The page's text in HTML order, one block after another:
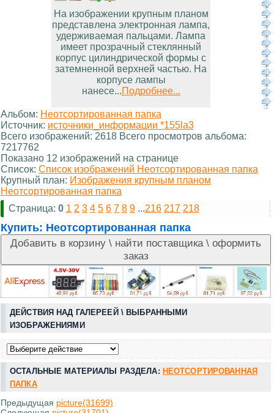
На изображении крупным планом
представлена электронная лампа,
удерживаемая пальцами. Лампа
имеет прозрачный стеклянный
корпус цилиндрической формы с
затемненной верхней частью. На
корпусе лампы
нанесе...Подробнее...
Альбом: Неотсортированная папка
Источник: источники_информации *155la3
Всего изображений: 2618 Всего просмотров альбома:
7217762
Показано 12 изображений на странице
Список: Список изображений Неотсортированная папка
Крупный план: Изображения крупным планом
Неотсортированная папка
Страница: 0 1 2 3 4 5 6 7 8 9 ...216 217 218
Купить: Неотсортированная папка
ДЕЙСТВИЯ НАД ГАЛЕРЕЕЙ \ ВЫБРАННЫМИ
ИЗОБРАЖЕНИЯМИ
ОСТАЛЬНЫЕ МАТЕРИАЛЫ РАЗДЕЛА: НЕОТСОРТИРОВАННАЯ
ПАПКА
Предыдущая picture(31699)